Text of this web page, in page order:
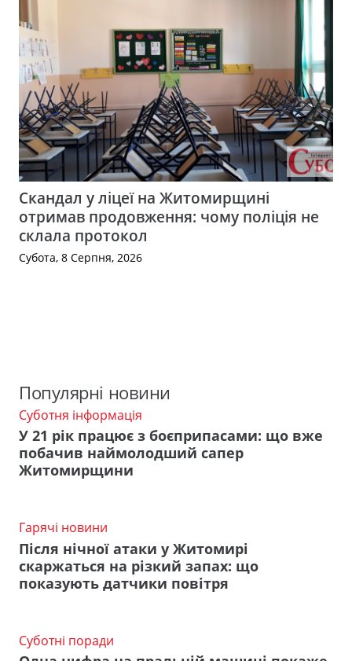
Скандал у ліцеї на Житомирщині
отримав продовження: чому поліція не
склала протокол
Субота, 8 Серпня, 2026
Популярні новини
Суботня інформація
У 21 рік працює з боєприпасами: що вже
побачив наймолодший сапер
Житомирщини
Гарячі новини
Після нічної атаки у Житомирі
скаржаться на різкий запах: що
показують датчики повітря
Суботні поради